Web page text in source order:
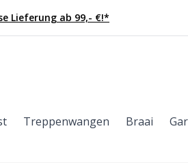
Lieferung ab 99,- €!*
Treppenwangen Braai